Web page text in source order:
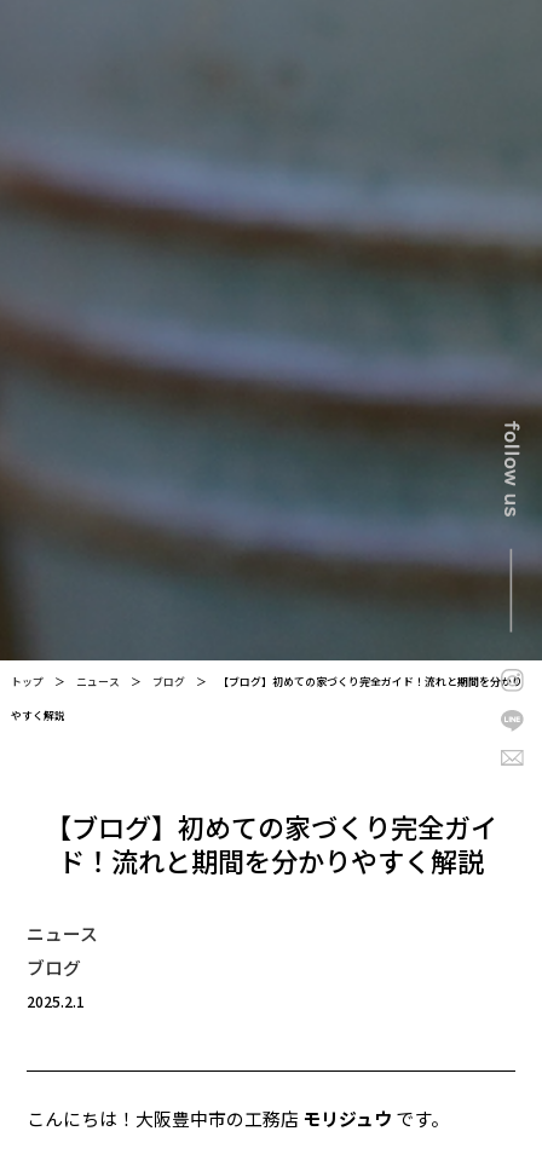
トップ＞ ニュース ＞ ブログ＞ 【ブログ】初めての家づくり完全ガイド！流れと期間を分かり
やすく解説
【ブログ】初めての家づくり完全ガイ
ド！流れと期間を分かりやすく解説
ニュース
ブログ
2025.2.1
こんにちは！大阪豊中市の工務店 モリジュウ です。